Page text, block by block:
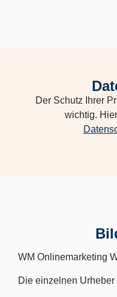
Der Schutz Ihrer
wichtig.
WM Onlinemarketing
Die einzelnen